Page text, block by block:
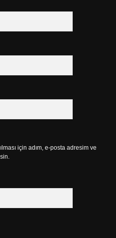
için adım, e-posta adresim ve